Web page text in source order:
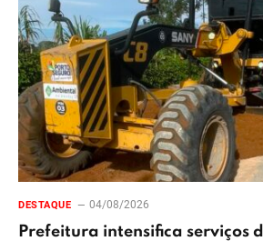
DESTAQUE 04/08/2026
Prefeitura intensifica serviços